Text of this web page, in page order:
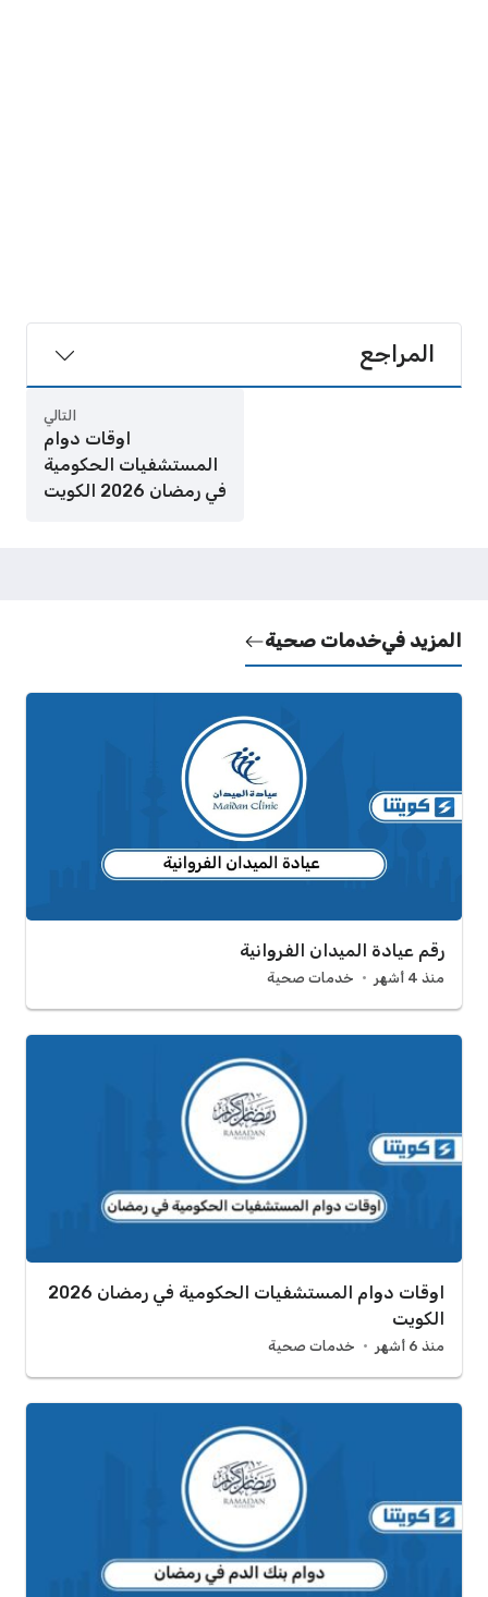
المراجع
التالي
اوقات دوام
المستشفيات الحكومية
في رمضان 2026 الكويت
المزيد فيخدمات صحية
رقم عيادة الميدان الفروانية
منذ 4 أشهر خدمات صحية
اوقات دوام المستشفيات الحكومية في رمضان 2026
الكويت
منذ 6 أشهر خدمات صحية